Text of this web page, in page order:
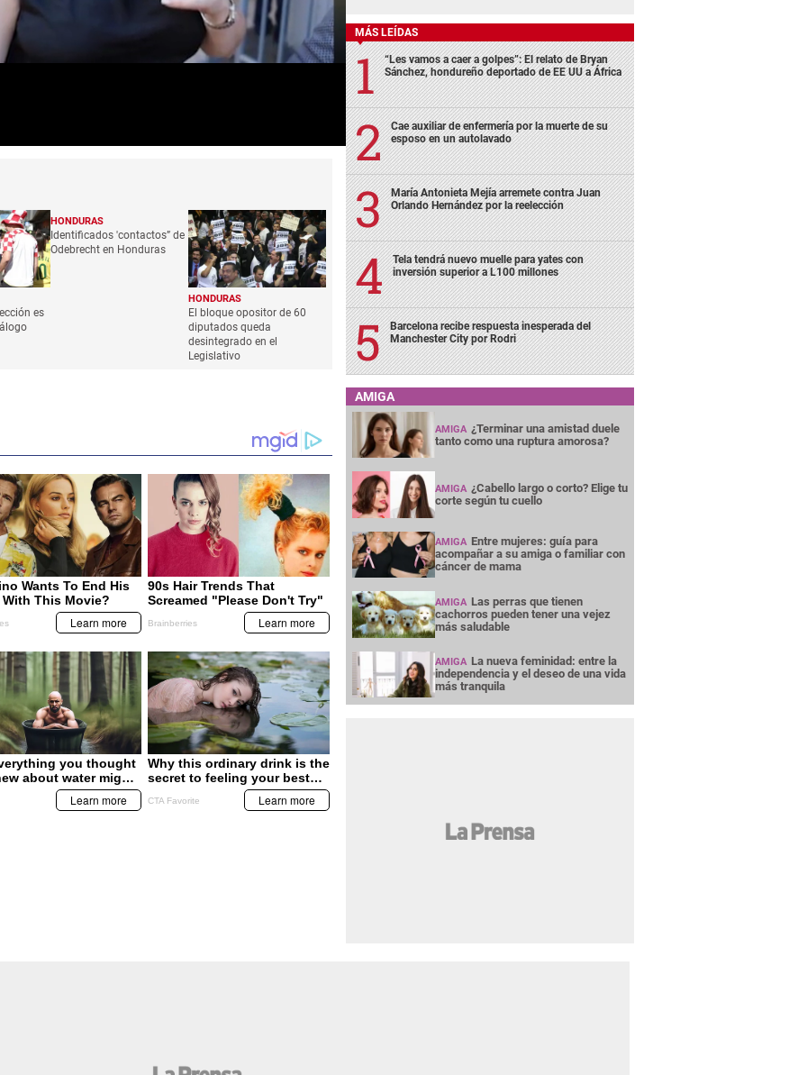
es
HONDURAS
Identificados 'contactos” de
Odebrecht en Honduras
HONDURAS
El bloque opositor de 60
diputados queda
desintegrado en el
Legislativo
MÁS LEÍDAS
“Les vamos a caer a golpes”: El relato de Bryan
Sánchez, hondureño deportado de EE UU a África
Cae auxiliar de enfermería por la muerte de su
esposo en un autolavado
María Antonieta Mejía arremete contra Juan
Orlando Hernández por la reelección
Tela tendrá nuevo muelle para yates con
inversión superior a L100 millones
Barcelona recibe respuesta inesperada del
Manchester City por Rodri
AMIGA
AMIGA ¿Terminar una amistad duele
tanto como una ruptura amorosa?
AMIGA ¿Cabello largo o corto? Elige tu
corte según tu cuello
AMIGA Entre mujeres: guía para
acompañar a su amiga o familiar con
cáncer de mama
AMIGA Las perras que tienen
cachorros pueden tener una vejez
más saludable
AMIGA La nueva feminidad: entre la
independencia y el deseo de una vida
más tranquila